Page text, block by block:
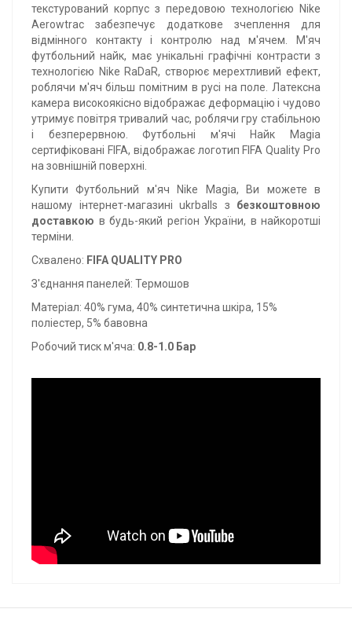
текстурований корпус з передовою технологією Nike
Aerowtrac забезпечує додаткове зчеплення для
відмінного контакту і контролю над м'ячем. М'яч
футбольний найк, має унікальні графічні контрасти з
технологією Nike RaDaR, створює мерехтливий ефект,
роблячи м'яч більш помітним в русі на поле. Латексна
камера високоякісно відображає деформацію і чудово
утримує повітря тривалий час, роблячи гру стабільною
і безперервною. Футбольні м'ячі Найк Magia
сертифіковані FIFA, відображає логотип FIFA Quality Pro
на зовнішній поверхні.
Купити Футбольний м'яч Nike Magia, Ви можете в
нашому інтернет-магазині ukrballs з безкоштовною
доставкою в будь-який регіон України, в найкоротші
терміни.
Схвалено: FIFA QUALITY PRO
З'єднання панелей: Термошов
Матеріал: 40% гума, 40% синтетична шкіра, 15%
поліестер, 5% бавовна
Робочий тиск м'яча: 0.8-1.0 Бар